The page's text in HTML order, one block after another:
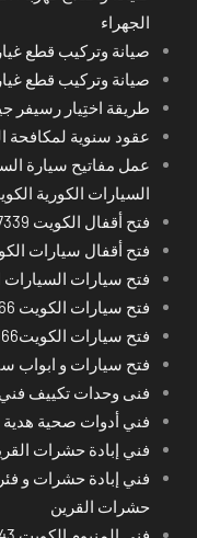
الجهراء
صيانة وتركيب قطع
صيانة وتركيب قطع
طريقة اختِيار رسيفر
عقود سنوية لمكافحة
عمل مفاتيح سيارة
السيارات الكورية
فتح أقفال الكويت 52227339 قريب على موقعي
فتح أقفال سيارات
فتح سيارات السيارات
فتح سيارات الكويت 66400366 قريب على موقعي
فتح سيارات الكويت66400366
فتح سيارات و ابواب
فنى وحدات تكييف
فني أدوات صحية
فني إبادة حشرات
فني إبادة حشرات و
حشرات القرين